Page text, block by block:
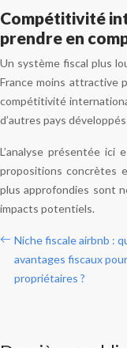
Compétitivité
prendre en
Un système fiscal plus
France moins attractive
compétitivité
d’autres pays
L’analyse présentée ici
propositions concrètes
plus approfondies sont
impacts potentiels.
Niche fiscale airbnb :
avantages fiscaux
propriétaires ?